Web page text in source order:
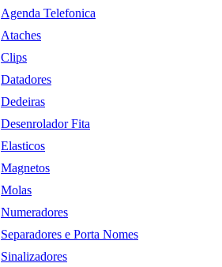
Agenda Telefonica
Ataches
Clips
Datadores
Dedeiras
Desenrolador Fita
Elasticos
Magnetos
Molas
Numeradores
Separadores e Porta Nomes
Sinalizadores